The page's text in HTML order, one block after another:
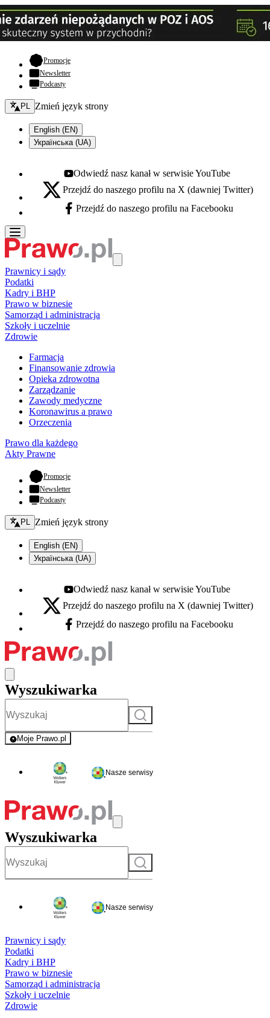
Promocje- otwiera się w nowej karcie
Newsletter
Podcasty
Zmień język - bieżący:
PL Zmień język strony
English (EN)
Українська (UA)
Youtube - otwiera się w nowej karcie
Odwiedź nasz kanał w serwisie YouTube
X - otwiera się w nowej karcie
Przejdź do naszego profilu na X (dawniej Twitter)
Facebook - otwiera się w nowej karcie
Przejdź do naszego profilu na Facebooku
Prawnicy i sądy
Podatki
Kadry i BHP
Prawo w biznesie
Samorząd i administracja
Szkoły i uczelnie
Zdrowie
Farmacja
Finansowanie zdrowia
Opieka zdrowotna
Zarządzanie
Zawody medyczne
Koronawirus a prawo
Orzeczenia
Prawo dla każdego
Akty Prawne
Promocje- otwiera się w nowej karcie
Newsletter
Podcasty
Zmień język - bieżący:
PL Zmień język strony
English (EN)
Українська (UA)
Youtube - otwiera się w nowej karcie
Odwiedź nasz kanał w serwisie YouTube
X - otwiera się w nowej karcie
Przejdź do naszego profilu na X (dawniej Twitter)
Facebook - otwiera się w nowej karcie
Przejdź do naszego profilu na Facebooku
Wyszukiwarka
Szukaj
Moje Prawo.pl
- rejestracja i logowanie do serwisu
Nasze serwisy
Wyszukiwarka
Szukaj
Nasze serwisy
Prawnicy i sądy
Podatki
Kadry i BHP
Prawo w biznesie
Samorząd i administracja
Szkoły i uczelnie
Zdrowie